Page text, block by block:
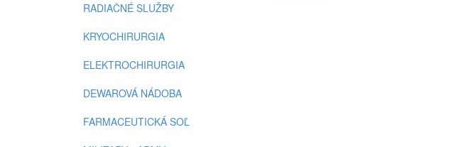
RADIAČNÉ SLUŽBY
KRYOCHIRURGIA
ELEKTROCHIRURGIA
DEWAROVÁ NÁDOBA
FARMACEUTICKÁ SOĽ